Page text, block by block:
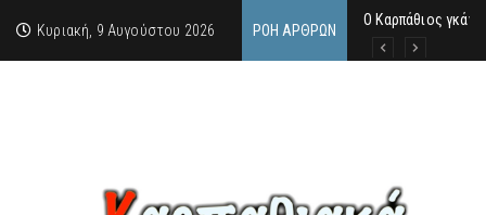
Κυριακή, 9 Αυγούστου 2026 ΡΟΉ ΆΡΘΡΩΝ
Ο Καρπάθιος
Από την πέτρα
Η Κάρπαθος υπό